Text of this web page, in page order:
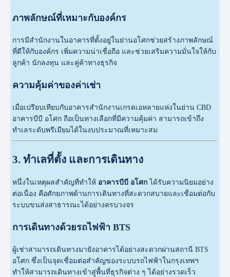
ภาพลักษณ์ที่เหมาะกับองค์กร
การมีสำนักงานในอาคารที่ตั้งอยู่ในย่านอโศกช่วยสร้างภาพลักษณ์
ที่ดีให้กับองค์กร เพิ่มความน่าเชื่อถือ และช่วยเสริมความมั่นใจให้กับ
ลูกค้า นักลงทุน และคู่ค้าทางธุรกิจ
ความคุ้มค่าของค่าเช่า
เมื่อเปรียบเทียบกับอาคารสำนักงานเกรดเอหลายแห่งในย่าน CBD
อาคารบีบี อโศก ถือเป็นทางเลือกที่มีความคุ้มค่า สามารถเข้าถึง
ทำเลระดับพรีเมียมได้ในงบประมาณที่เหมาะสม
3. ทำเลที่ตั้ง และการเดินทาง
หนึ่งในเหตุผลสำคัญที่ทำให้ อาคารบีบี อโศก ได้รับความนิยมอย่าง
ต่อเนื่อง คือศักยภาพด้านการเดินทางที่สะดวกสบายและเชื่อมต่อกับ
ระบบขนส่งสาธารณะได้อย่างครบวงจร
การเดินทางด้วยรถไฟฟ้า BTS
ผู้เช่าสามารถเดินทางมายังอาคารได้อย่างสะดวกผ่านสถานี BTS
อโศก ซึ่งเป็นจุดเชื่อมต่อสำคัญของระบบรถไฟฟ้าในกรุงเทพฯ
ทำให้สามารถเดินทางเข้าสู่พื้นที่ธุรกิจต่าง ๆ ได้อย่างรวดเร็ว